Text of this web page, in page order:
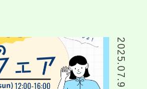
2025.07.9